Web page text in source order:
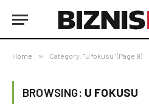
Home » Category: "U fokusu" (Page 9)
BROWSING: U FOKUSU